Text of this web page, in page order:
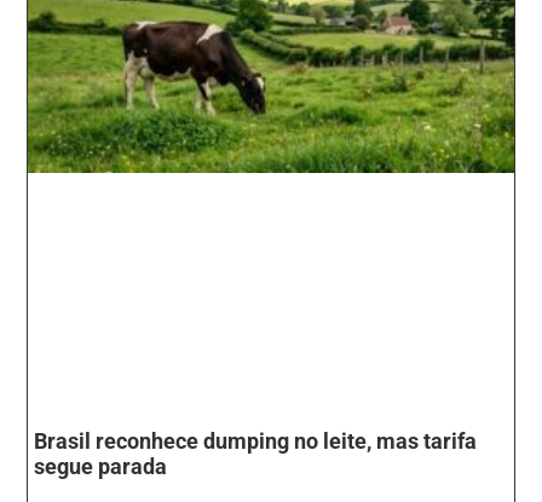
Brasil reconhece dumping no leite, mas tarifa
segue parada